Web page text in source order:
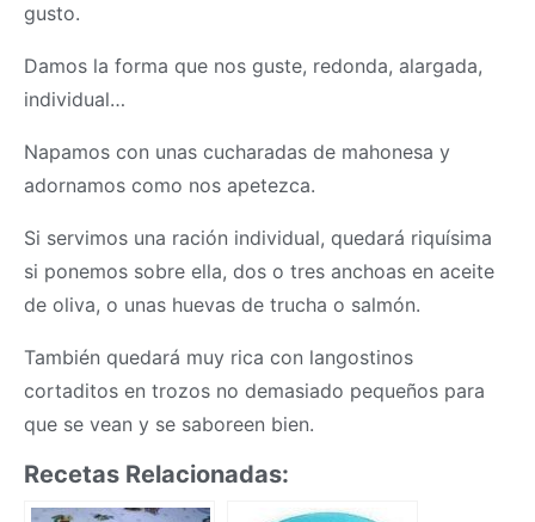
gusto.
Damos la forma que nos guste, redonda, alargada,
individual…
Napamos con unas cucharadas de mahonesa y
adornamos como nos apetezca.
Si servimos una ración individual, quedará riquísima
si ponemos sobre ella, dos o tres anchoas en aceite
de oliva, o unas huevas de trucha o salmón.
También quedará muy rica con langostinos
cortaditos en trozos no demasiado pequeños para
que se vean y se saboreen bien.
Recetas Relacionadas: